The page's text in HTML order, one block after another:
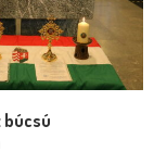
búcsú